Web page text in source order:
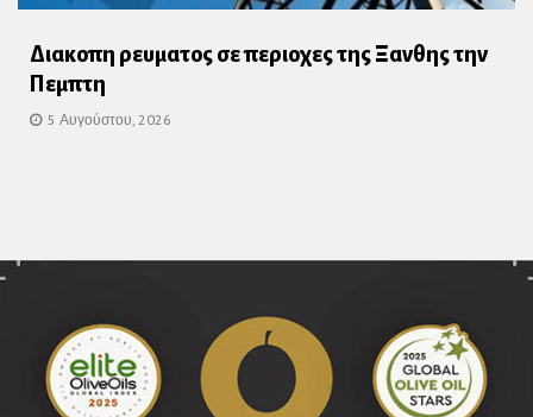
Διακοπη ρευματος σε περιοχες της Ξανθης την
Πεμπτη
5 Αυγούστου, 2026